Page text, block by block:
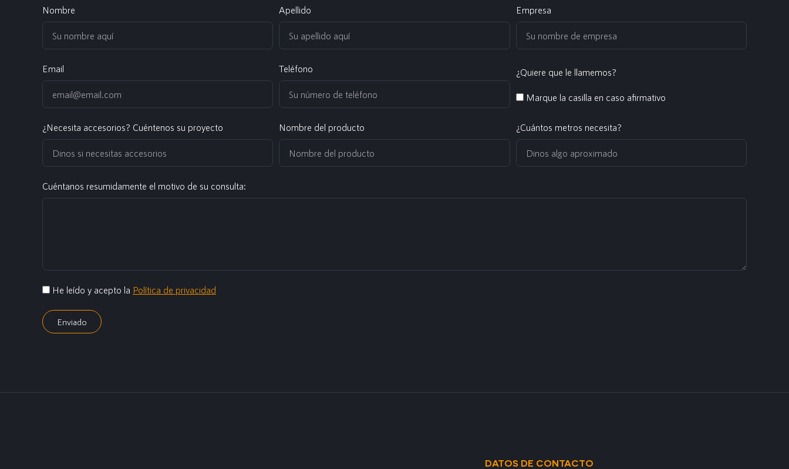
Nombre Apellido Empresa
Email Teléfono ¿Quiere que le llamemos?
Marque la casilla en caso afirmativo
¿Necesita accesorios? Cuéntenos su proyecto Nombre del producto ¿Cuántos metros necesita?
Cuéntanos resumidamente el motivo de su consulta:
He leído y acepto la Política de privacidad
Enviado
DATOS DE CONTACTO